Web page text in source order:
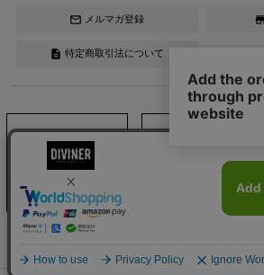
mail_outline メルマガ登録
description 特定商取引法について
Instagram
DIVINER official